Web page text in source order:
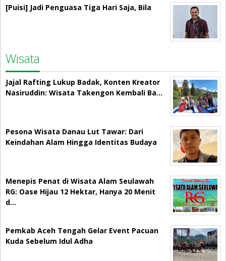
[Puisi] Jadi Penguasa Tiga Hari Saja, Bila
Wisata
Jajal Rafting Lukup Badak, Konten Kreator
Nasiruddin: Wisata Takengon Kembali Ba…
Pesona Wisata Danau Lut Tawar: Dari
Keindahan Alam Hingga Identitas Budaya
Menepis Penat di Wisata Alam Seulawah
RG: Oase Hijau 12 Hektar, Hanya 20 Menit
d…
Pemkab Aceh Tengah Gelar Event Pacuan
Kuda Sebelum Idul Adha